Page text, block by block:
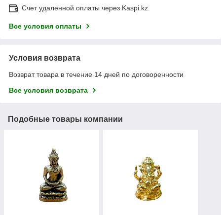
Счет удаленной оплаты через Kaspi.kz
Все условия оплаты
Условия возврата
Возврат товара в течение 14 дней по договоренности
Все условия возврата
Подобные товары компании